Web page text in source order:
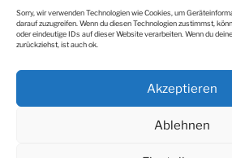
Sorry, wir verwenden Technologien wie Cookies, um
darauf zuzugreifen. Wenn du diesen Technologien zustimmst,
oder eindeutige IDs auf dieser Website verarbeiten. Wenn du
zurückziehst, ist auch ok.
Akzeptieren
Ablehnen
Impressum